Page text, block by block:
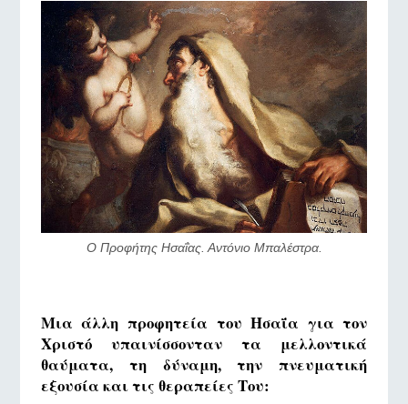
Ο Προφήτης Ησαΐας. Αντόνιο Μπαλέστρα.
Μια άλλη προφητεία του Ησαΐα για τον
Χριστό υπαινίσσονταν τα μελλοντικά
θαύματα, τη δύναμη, την πνευματική
εξουσία και τις θεραπείες Του: